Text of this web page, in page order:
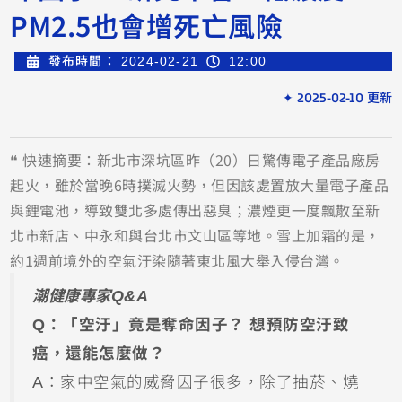
PM2.5也會增死亡風險
發布時間： 2024-02-21 12:00
✦ 2025-02-10 更新
❝ 快速摘要：新北市深坑區昨（20）日驚傳電子產品廠房
起火，雖於當晚6時撲滅火勢，但因該處置放大量電子產品
與鋰電池，導致雙北多處傳出惡臭；濃煙更一度飄散至新
北市新店、中永和與台北市文山區等地。雪上加霜的是，
約1週前境外的空氣汙染隨著東北風大舉入侵台灣。
潮健康專家Q&A
Q：「空汙」竟是奪命因子？ 想預防空汙致
癌，還能怎麼做？
A：家中空氣的威脅因子很多，除了抽菸、燒